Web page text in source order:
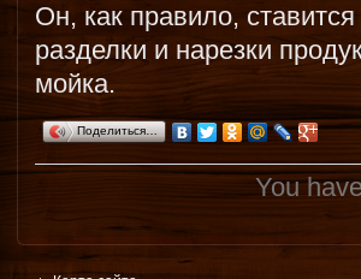
Он, как правило,
разделки и нарезки
мойка.
Поделиться…
You